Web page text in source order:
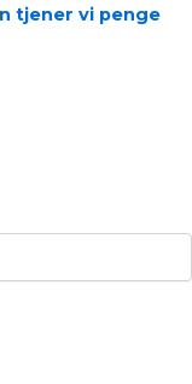
tjener vi penge